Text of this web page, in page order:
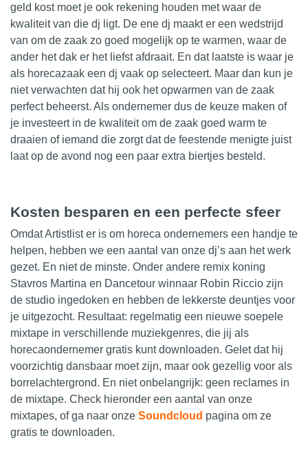
geld kost moet je ook rekening houden met waar de
kwaliteitvan die dj ligt. De ene dj maakt er een wedstrijd
van om de zaak zo goed mogelijk op te warmen, waar de
ander het dak er het liefst afdraait. En dat laatste is waar je
als horecazaak een dj vaak op selecteert. Maar dan kun je
niet verwachten dat hij ook het opwarmen van de zaak
perfect beheerst. Als ondernemer dus de keuze maken of
je investeert in de kwaliteitom de zaak goed warm te
draaien of iemand die zorgt dat de feestende menigte juist
laat op de avond nog een paar extra biertjes besteld.
Kosten besparen en een perfecte sfeer
OmdatArtistlister is om horeca ondernemers een handje te
helpen, hebben we een aantal van onze dj’s aan het werk
gezet. En niet de minste. Onder andere remix koning
Stavros Martina en Dancetour winnaar Robin Riccio zijn
de studio ingedoken en hebben de lekkerste deuntjes voor
je uitgezocht. Resultaat: regelmatig een nieuwe soepele
mixtape in verschillende muziekgenres, die jij als
horecaondernemer gratis kunt downloaden. Gelet dat hij
voorzichtig dansbaar moet zijn, maar ook gezellig voor als
borrelachtergrond. En niet onbelangrijk: geen reclames in
de mixtape. Check hieronder een aantal van onze
mixtapes, of ga naar onze Soundcloud pagina om ze
gratis te downloaden.